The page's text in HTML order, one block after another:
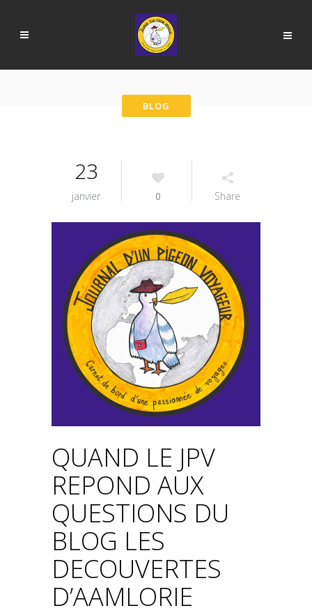
23
janvier 0 Share
QUAND LE JPV
REPOND AUX
QUESTIONS DU
BLOG LES
DECOUVERTES
D’AAMLORIE